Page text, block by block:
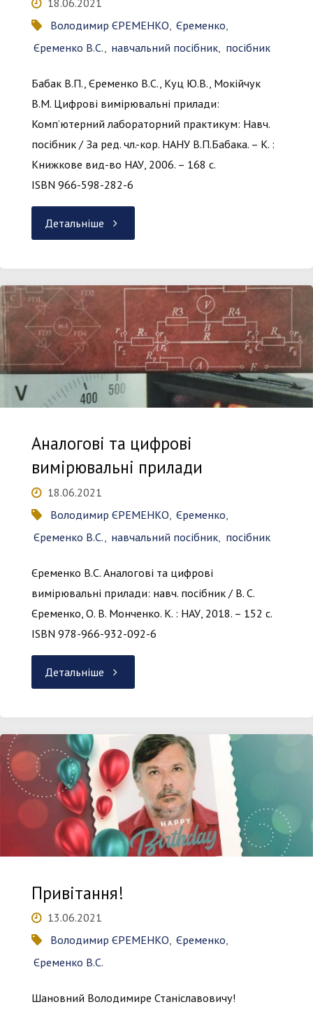
Володимир ЄРЕМЕНКО Єременко
Єременко В.С.
навчальний посібник посібник
Бабак В.П., Єременко В.С., Куц Ю.В., Мокійчук
В.М. Цифрові вимірювальні прилади:
Комп’ютерний лабораторний практикум: Навч.
посібник / За ред. чл.-кор. НАНУ В.П.Бабака. – К. :
Книжкове вид-во НАУ, 2006. – 168 с.
ISBN 966-598-282-6
Детальніше "Цифрові
прилади"
Аналогові та цифрові
вимірювальні прилади
18.06.2021
Володимир ЄРЕМЕНКО, Єременко,
Єременко В.С., навчальний посібник, посібник
Єременко В.С. Аналогові та цифрові
вимірювальні прилади: навч. посібник / В. С.
Єременко, О. В. Монченко. К. : НАУ, 2018. – 152 с.
ISBN 978-966-932-092-6
Детальніше "Аналогові
цифрові
вимірювальні
прилади"
Привітання!
13.06.2021
Володимир ЄРЕМЕНКО, Єременко,
Єременко В.С.
Шановний Володимире Станіславовичу!